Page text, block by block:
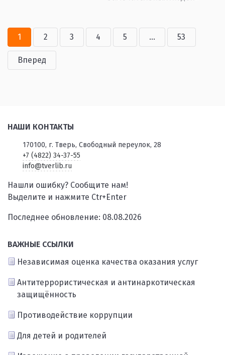
1 2 3 4 5 ... 53
Вперед
НАШИ КОНТАКТЫ
170100, г. Тверь, Свободный переулок, 28
+7 (4822) 34-37-55
info@tverlib.ru
Нашли ошибку? Сообщите нам!
Выделите и нажмите Ctr+Enter
Последнее обновление: 08.08.2026
ВАЖНЫЕ ССЫЛКИ
Независимая оценка качества оказания услуг
Антитеррористическая и антинаркотическая
защищённость
Противодействие коррупции
Для детей и родителей